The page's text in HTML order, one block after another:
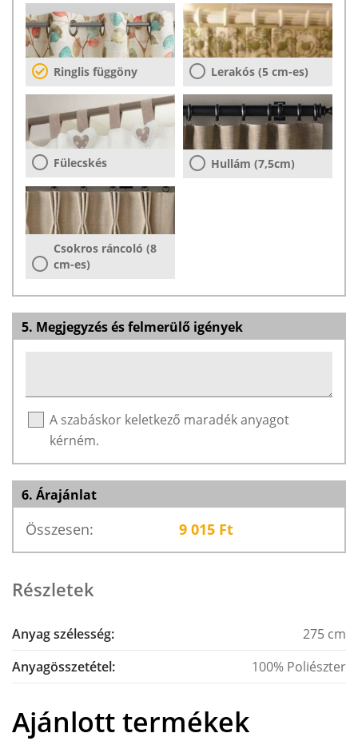
Ringlis függöny Lerakós (5 cm-es)
Fülecskés Hullám (7,5cm)
Csokros ráncoló (8
cm-es)
5. Megjegyzés és felmerülő igények
A szabáskor keletkező maradék anyagot
kérném.
6. Árajánlat
Összesen: 9 015 Ft
Részletek
Anyag szélesség:
275 cm
Anyagösszetétel:
100% Poliészter
Ajánlott termékek